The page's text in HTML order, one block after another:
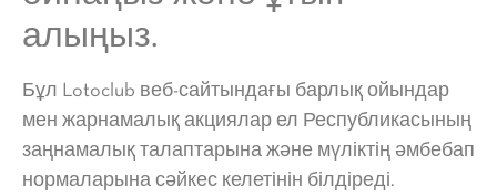
алыңыз.
Бұл Lotoclub веб-сайтындағы барлық ойындар
мен жарнамалық акциялар ел Республикасының
заңнамалық талаптарына және мүліктің әмбебап
нормаларына сәйкес келетінін білдіреді.